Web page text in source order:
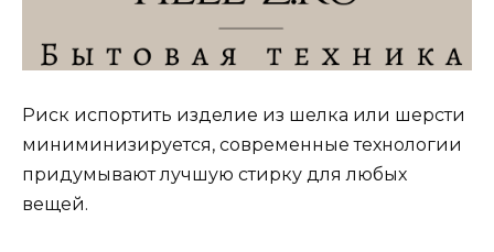
Риск испортить изделие из шелка или шерсти
миниминизируется, современные технологии
придумывают лучшую стирку для любых
вещей.